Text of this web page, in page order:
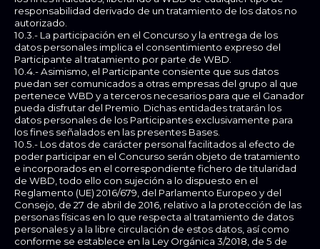
responsabilidad derivado de un tratamiento de los datos no
autorizado.
10.3.- La participación en el Concurso y la entrega de los
datos personales implica el consentimiento expreso del
Participante al tratamiento por parte de WBD.
10.4.- Asimismo, el Participante consiente que sus datos
puedan ser comunicados a otras empresas del grupo al que
pertenece WBD y a terceros necesarios para que el Ganador
pueda disfrutar del Premio. Dichas entidades tratarán los
datos personales de los Participantes exclusivamente para
los fines señalados en las presentes Bases.
10.5.- Los datos de carácter personal facilitados al efecto de
poder participar en el Concurso serán objeto de tratamiento
e incorporados en el correspondiente fichero de titularidad
de WBD, todo ello con sujeción a lo dispuesto en el
Reglamento (UE) 2016/679, del Parlamento Europeo y del
Consejo, de 27 de abril de 2016, relativo a la protección de las
personas físicas en lo que respecta al tratamiento de datos
personales y a la libre circulación de estos datos, así como
conforme se establece en la Ley Orgánica 3/2018, de 5 de